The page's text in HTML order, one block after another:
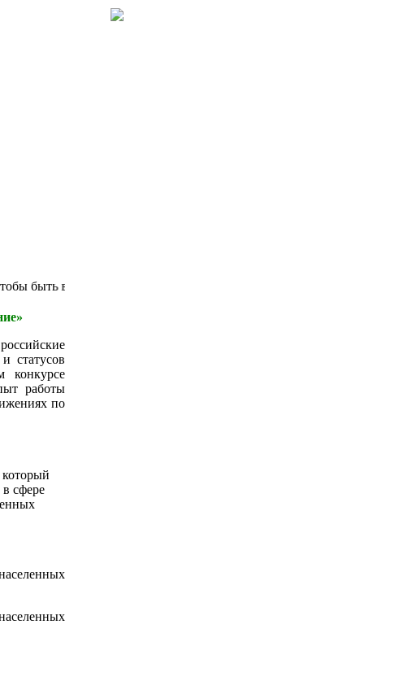
быть востребованной, библиотека для детей должна стать
статусов
конкурсе
работы
по
который
сфере